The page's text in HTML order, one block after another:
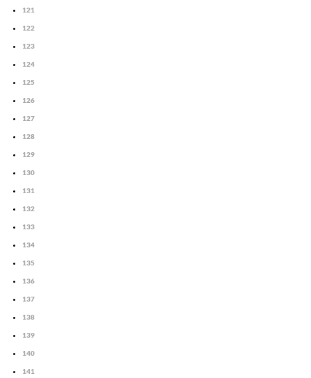
121
122
123
124
125
126
127
128
129
130
131
132
133
134
135
136
137
138
139
140
141